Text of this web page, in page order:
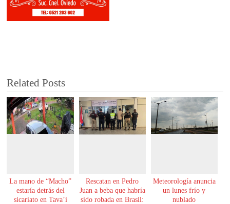
Related Posts
La mano de “Macho”
estaría detrás del
sicariato en Tava’i
Rescatan en Pedro
Juan a beba que habría
sido robada en Brasil:
Meteorología anuncia
un lunes frío y
nublado